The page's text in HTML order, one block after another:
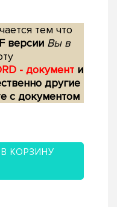
тем что
версии Вы в
- документ и
другие
с документом
КОРЗИНУ